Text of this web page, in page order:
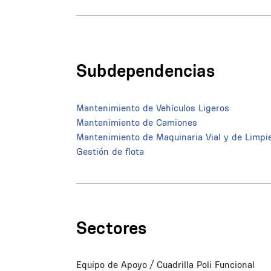
Subdependencias
Mantenimiento de Vehículos Ligeros
Mantenimiento de Camiones
Mantenimiento de Maquinaria Vial y de
Gestión de flota
Sectores
Equipo de Apoyo / Cuadrilla Poli Funcional